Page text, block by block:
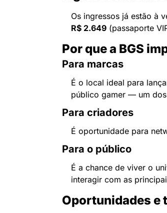
Os ingressos já estão à
R$ 2.649 (passaporte
Por que a BGS
Para marcas
É o local ideal para
público gamer — um
Para criadores
É oportunidade para
Para o público
É a chance de viver o
interagir com as
Oportunidades e